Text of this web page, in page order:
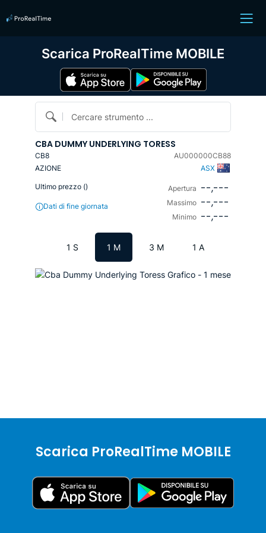
Cercare strumento ...
CBA DUMMY UNDERLYING TORESS
CB8
AU000000CB88
AZIONE
ASX
Ultimo prezzo ()
Dati di fine giornata
Apertura --,---
Massimo --,---
Minimo --,---
1 S 1 M 3 M 1 A
Scarica ProRealTime MOBILE
Scarica ProRealTime MOBILE